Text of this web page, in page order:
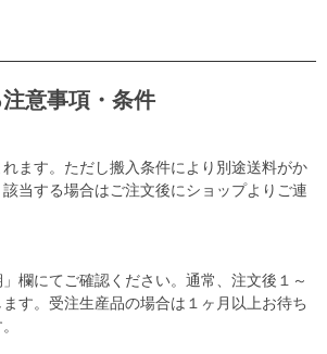
意事項・条件
ます。ただし搬入条件により別途送料がか
当する場合はご注文後にショップよりご連
欄にてご確認ください。通常、注文後１～
す。受注生産品の場合は１ヶ月以上お待ち